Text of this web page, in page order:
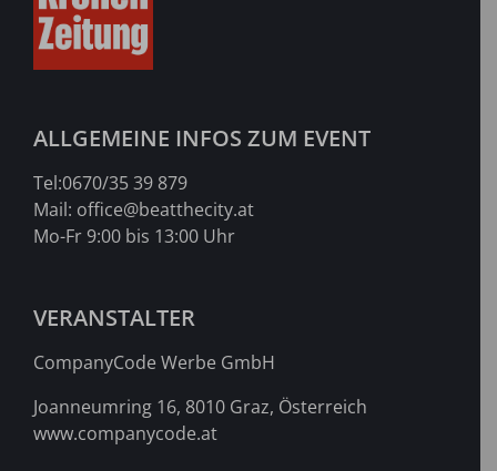
ALLGEMEINE INFOS ZUM EVENT
Tel:0670/35 39 879
Mail: office@beatthecity.at
Mo-Fr 9:00 bis 13:00 Uhr
VERANSTALTER
CompanyCode Werbe GmbH
Joanneumring 16, 8010 Graz, Österreich
www.companycode.at